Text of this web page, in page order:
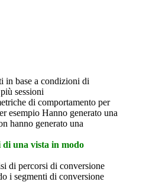
in base a condizioni di
sessioni
di comportamento per
esempio Hanno generato una
hanno generato una
una vista in modo
di percorsi di conversione
i segmenti di conversione